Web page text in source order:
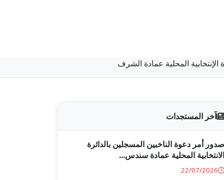
المحلية عمادة الشرف
آخر المستجدات
صدور أمر دعوة الناخبين المسجلين بالدائرة
الانتخابية المحلية عمادة سندس...
22/07/2026